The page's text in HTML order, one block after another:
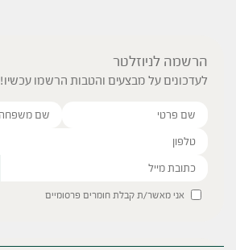
הרשמה לניוזלטר
לעדכונים על מבצעים והטבות הרשמו עכשיו!
Please leave this field empty.
אני מאשר/ת קבלת חומרים פרסומיים